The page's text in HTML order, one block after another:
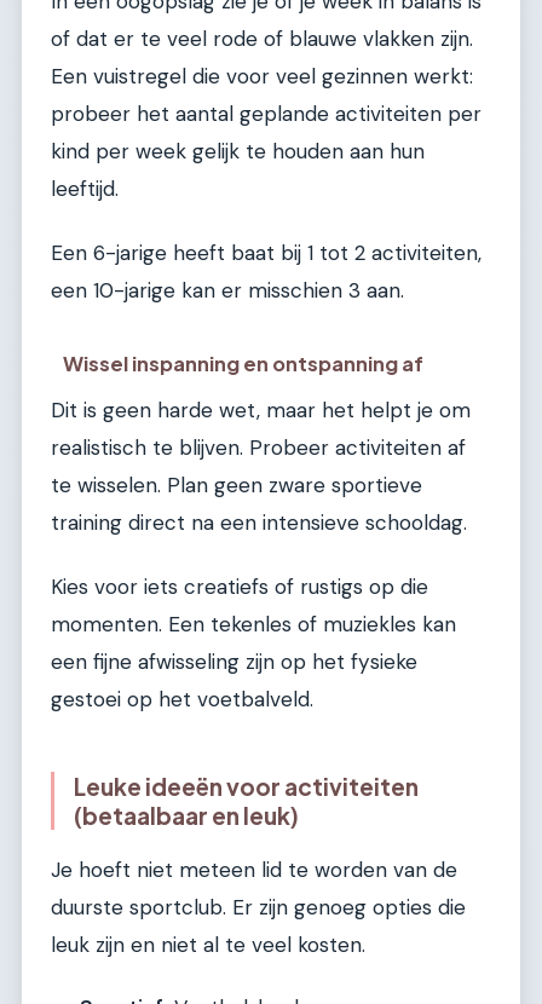
of dat er te veel rode of blauwe vlakken zijn.
Een vuistregel die voor veel gezinnen werkt:
probeer het aantal geplande activiteiten per
kind per week gelijk te houden aan hun
leeftijd.
Een 6-jarige heeft baat bij 1 tot 2 activiteiten,
een 10-jarige kan er misschien 3 aan.
Wissel inspanning en ontspanning af
Dit is geen harde wet, maar het helpt je om
realistisch te blijven. Probeer activiteiten af
te wisselen. Plan geen zware sportieve
training direct na een intensieve schooldag.
Kies voor iets creatiefs of rustigs op die
momenten. Een tekenles of muziekles kan
een fijne afwisseling zijn op het fysieke
gestoei op het voetbalveld.
Leuke ideeën voor activiteiten
(betaalbaar en leuk)
Je hoeft niet meteen lid te worden van de
duurste sportclub. Er zijn genoeg opties die
leuk zijn en niet al te veel kosten.